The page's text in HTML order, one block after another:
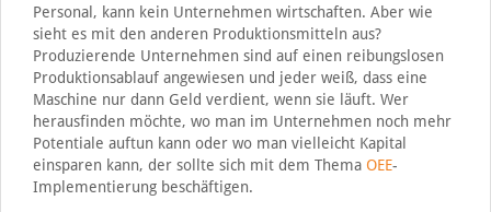
Personal, kann kein Unternehmen wirtschaften. Aber wie
sieht es mit den anderen Produktionsmitteln aus?
Produzierende Unternehmen sind auf einen reibungslosen
Produktionsablauf angewiesen und jeder weiß, dass eine
Maschine nur dann Geld verdient, wenn sie läuft. Wer
herausfinden möchte, wo man im Unternehmen noch mehr
Potentiale auftun kann oder wo man vielleicht Kapital
einsparen kann, der sollte sich mit dem Thema OEE-
Implementierung beschäftigen.